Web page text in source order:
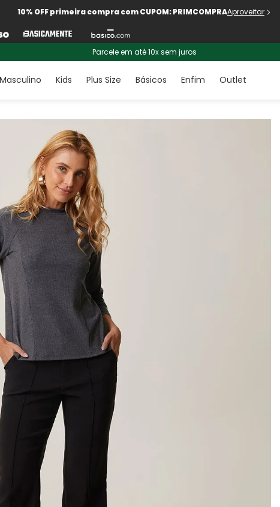
10% OFF primeira compra com CUPOM: PRIMCOMPRAAproveitar
Parcele em até 10x sem juros
Masculino Kids Plus Size Básicos Enfim Outlet